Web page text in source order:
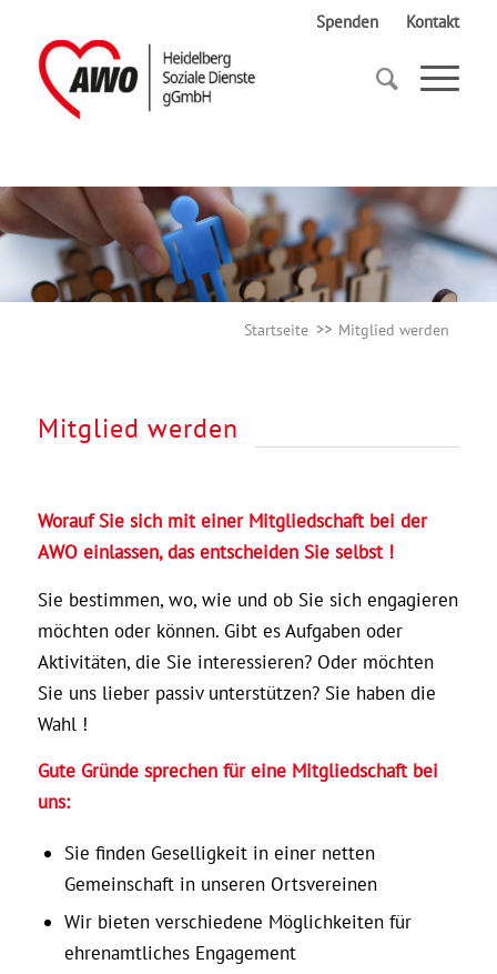
Spenden Kontakt
Startseite Mitglied werden
Startseite Mitglied werden
Mitglied werden
Worauf Sie sich mit einer Mitgliedschaft bei der
AWO einlassen, das entscheiden Sie selbst !
Sie bestimmen, wo, wie und ob Sie sich engagieren
möchten oder können. Gibt es Aufgaben oder
Aktivitäten, die Sie interessieren? Oder möchten
Sie uns lieber passiv unterstützen? Sie haben die
Wahl !
Gute Gründe sprechen für eine Mitgliedschaft bei
uns:
Sie finden Geselligkeit in einer netten
Gemeinschaft in unseren Ortsvereinen
Wir bieten verschiedene Möglichkeiten für
ehrenamtliches Engagement